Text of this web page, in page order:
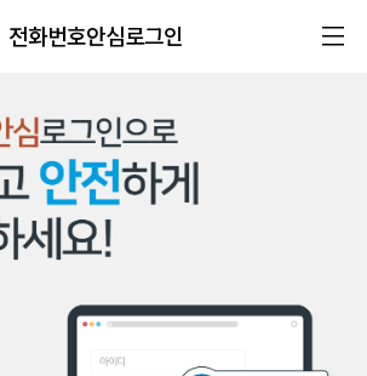
전화번호안심로그인